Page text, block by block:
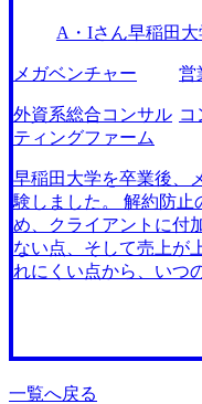
にこだわれたことは良
なりマネジメントクラ
接に加えて、「戦略コ
きる人物に中長期的に
られるようになるため
す。 転職前は年収550
した。
仕事として、SIerもあ
答えることが求められ
を是々非々で考えられ
が偏ってしまうなど前
た。そのため、コンサ
性が高かったため、最
れているファームを探
いえ、当時の労働環境
う印象を受けたため、
の転職を前向きに考え
ちで臨んだものの、正
や選考対策への専門性
め、コンサルティング
A・Iさん早稲田大
メガベンチャー 営
外資系総合コンサル
ティングファーム
コ
早稲田大学を卒業後、
験しました。 解約防止
め、クライアントに付
ない点、そして売上が
れにくい点から、いつ
ルの成長も止まってき
ライアントに合わせた
形そのものには魅力を
トに応じてソリューシ
一覧へ戻る